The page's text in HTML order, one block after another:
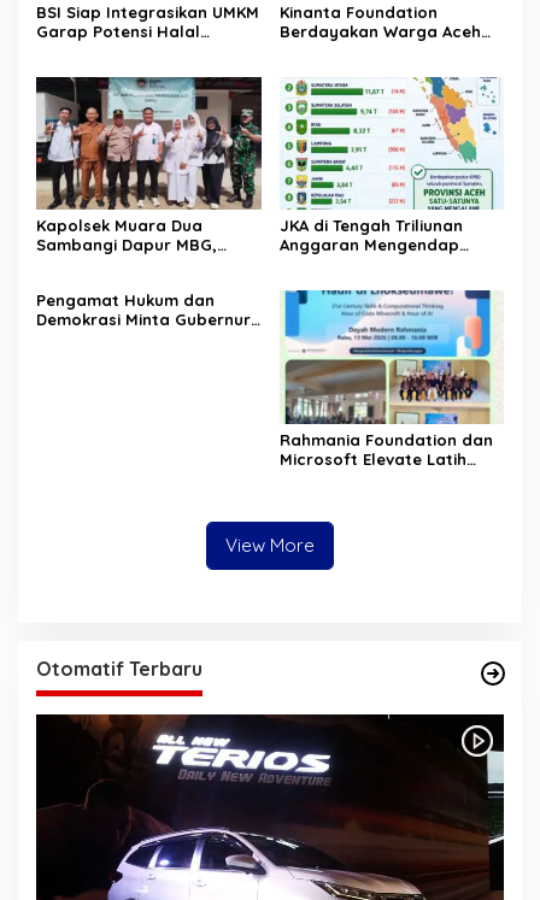
BSI Siap Integrasikan UMKM
Garap Potensi Halal
Kinanta Foundation
Berdayakan Warga Aceh
Kapolsek Muara Dua
Sambangi Dapur MBG,
Sesuai SOP
JKA di Tengah Triliunan
Anggaran Mengendap
pemerintah Aceh
‎Pengamat Hukum dan
Demokrasi Minta Gubernur
Rahmania Foundation dan
Microsoft Elevate Latih
View More
Otomatif Terbaru